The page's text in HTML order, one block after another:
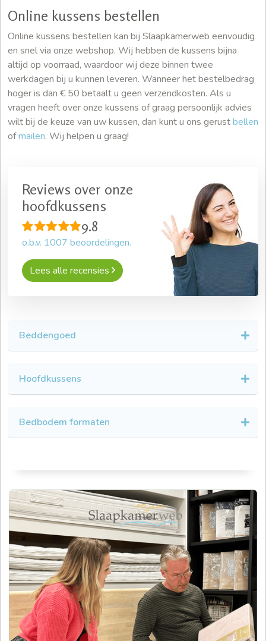
Online kussens bestellen
Online kussens bestellen kan bij Slaapkamerweb eenvoudig
en snel via onze webshop. Wij hebben de kussens bijna
altijd op voorraad, waardoor wij deze binnen twee
werkdagen bij u kunnen leveren. Wanneer het bestelbedrag
hoger is dan € 50 betaalt u geen verzendkosten. Als u
vragen heeft over onze kussens of graag persoonlijk advies
wilt bij de keuze van uw kussen, dan kunt u ons gerustbellen
ofmailen. Wij helpen u graag!
Reviews over onze
hoofdkussens
9.8
o.b.v. 1007 beoordelingen.
Lees alle recensies
Beddengoed
Hoofdkussens
Bedbodem formaten